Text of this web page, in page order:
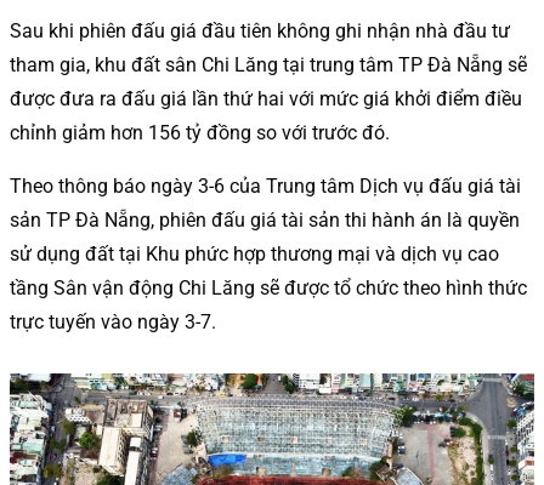
Sau khi phiên đấu giá đầu tiên không ghi nhận nhà đầu tư
tham gia, khu đất sân Chi Lăng tại trung tâm TP Đà Nẵng sẽ
được đưa ra đấu giá lần thứ hai với mức giá khởi điểm điều
chỉnh giảm hơn 156 tỷ đồng so với trước đó.
Theo thông báo ngày 3-6 của Trung tâm Dịch vụ đấu giá tài
sản TP Đà Nẵng, phiên đấu giá tài sản thi hành án là quyền
sử dụng đất tại Khu phức hợp thương mại và dịch vụ cao
tầng Sân vận động Chi Lăng sẽ được tổ chức theo hình thức
trực tuyến vào ngày 3-7.